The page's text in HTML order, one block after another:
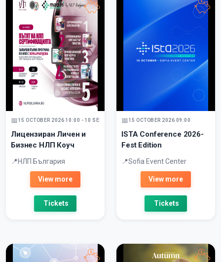
15 OCTOBER 2026 10:00 - 10 SEPTEMBER 2027
Лицензиран Личен и
Бизнес НЛП Коуч
НЛП България
View more
Tickets
15 OCTOBER 2026 09:00
ISTA Conference 2026-
Fest Edition
Sofia Event Center
View more
Tickets